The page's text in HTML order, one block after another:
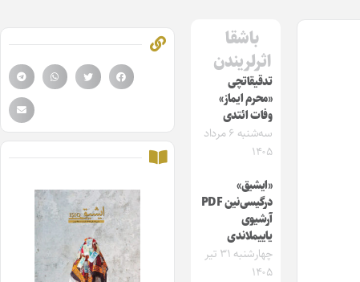
باشقا
اثرلریندن
تدقیقاتچی
«محرم ایماز»
وفات ائتدی
سه‌شنبه ۶ مرداد
۱۴۰۵
«ایشیق»
درگیسی‌نین PDF
آرشیوی
یاییملاندی
چهارشنبه ۳۱ تیر
۱۴۰۵